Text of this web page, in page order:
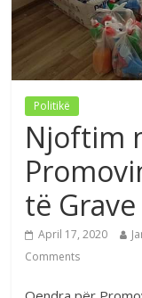
Politikë
Njoftim
të
April 17, 2020
Comments